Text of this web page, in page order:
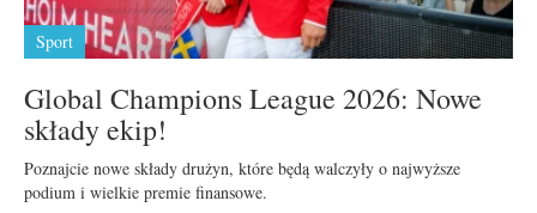
Sport
Global Champions League 2026: Nowe
składy ekip!
Poznajcie nowe składy drużyn, które będą walczyły o najwyższe
podium i wielkie premie finansowe.